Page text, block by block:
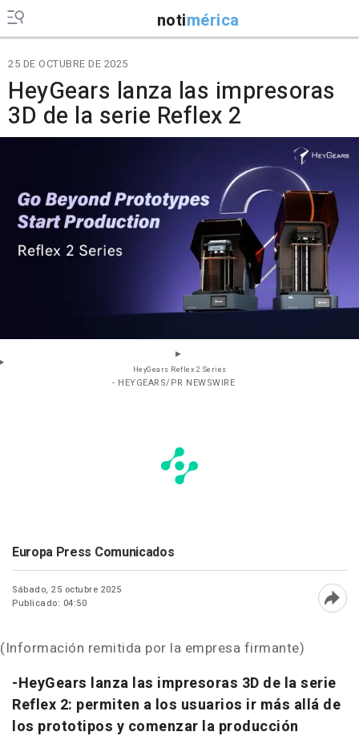
notimérica
25 DE OCTUBRE DE 2025
HeyGears lanza las impresoras
3D de la serie Reflex 2
HeyGears Reflex 2 Series
- HEYGEARS/PR NEWSWIRE
Europa Press Comunicados
Sábado, 25 octubre 2025
Publicado: 04:50
(Información remitida por la empresa firmante)
-HeyGears lanza las impresoras 3D de la serie
Reflex 2: permiten a los usuarios ir más allá de
los prototipos y comenzar la producción